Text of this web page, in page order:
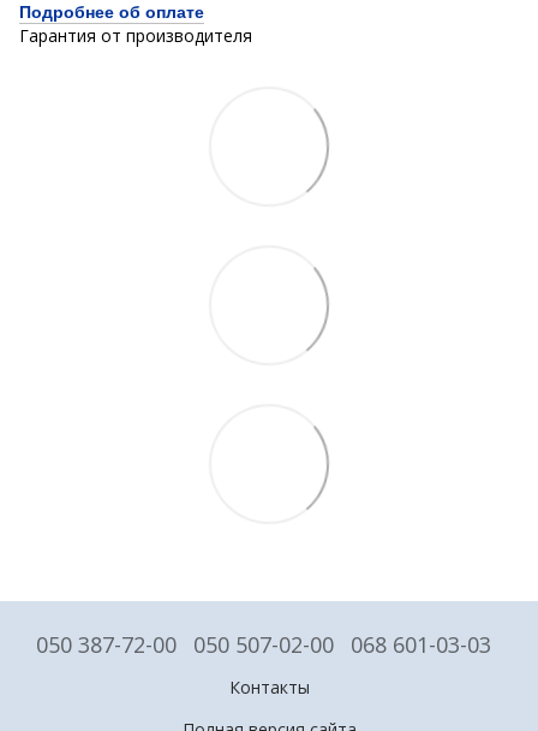
Подробнее об оплате
Гарантия от производителя
050 387-72-00 050 507-02-00 068 601-03-03
Контакты